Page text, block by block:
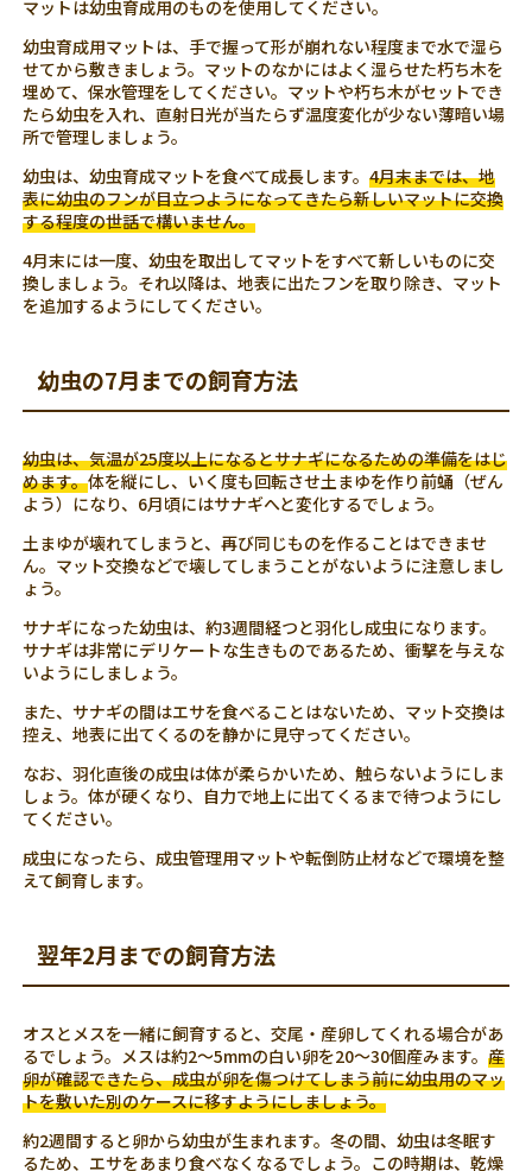
マットは幼虫育成用のものを使用してください。
幼虫育成用マットは、手で握って形が崩れない程度まで水で湿ら
せてから敷きましょう。マットのなかにはよく湿らせた朽ち木を
埋めて、保水管理をしてください。マットや朽ち木がセットでき
たら幼虫を入れ、直射日光が当たらず温度変化が少ない薄暗い場
所で管理しましょう。
幼虫は、幼虫育成マットを食べて成長します。4月末までは、地
表に幼虫のフンが目立つようになってきたら新しいマットに交換
する程度の世話で構いません。
4月末には一度、幼虫を取出してマットをすべて新しいものに交
換しましょう。それ以降は、地表に出たフンを取り除き、マット
を追加するようにしてください。
幼虫の7月までの飼育方法
幼虫は、気温が25度以上になるとサナギになるための準備をはじ
めます。体を縦にし、いく度も回転させ土まゆを作り前蛹（ぜん
よう）になり、6月頃にはサナギへと変化するでしょう。
土まゆが壊れてしまうと、再び同じものを作ることはできませ
ん。マット交換などで壊してしまうことがないように注意しまし
ょう。
サナギになった幼虫は、約3週間経つと羽化し成虫になります。
サナギは非常にデリケートな生きものであるため、衝撃を与えな
いようにしましょう。
また、サナギの間はエサを食べることはないため、マット交換は
控え、地表に出てくるのを静かに見守ってください。
なお、羽化直後の成虫は体が柔らかいため、触らないようにしま
しょう。体が硬くなり、自力で地上に出てくるまで待つようにし
てください。
成虫になったら、成虫管理用マットや転倒防止材などで環境を整
えて飼育します。
翌年2月までの飼育方法
オスとメスを一緒に飼育すると、交尾・産卵してくれる場合があ
るでしょう。メスは約2～5mmの白い卵を20～30個産みます。産
卵が確認できたら、成虫が卵を傷つけてしまう前に幼虫用のマッ
トを敷いた別のケースに移すようにしましょう。
約2週間すると卵から幼虫が生まれます。冬の間、幼虫は冬眠す
るため、エサをあまり食べなくなるでしょう。この時期は、乾燥